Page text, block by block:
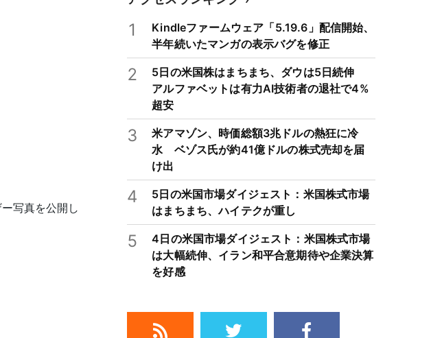
写真を公開し
1
Kindleファームウェア「5.19.6」配信開始、
半年続いたマンガの表示バグを修正
2
5日の米国株はまちまち、ダウは5日続伸
アルファベットは有力AI技術者の退社で4%
超安
3
米アマゾン、時価総額3兆ドルの熱狂に冷
水 ベゾス氏が約41億ドルの株式売却を届
け出
4
5日の米国市場ダイジェスト：米国株式市場
はまちまち、ハイテクが重し
5
4日の米国市場ダイジェスト：米国株式市場
は大幅続伸、イラン和平合意期待や企業決算
を好感